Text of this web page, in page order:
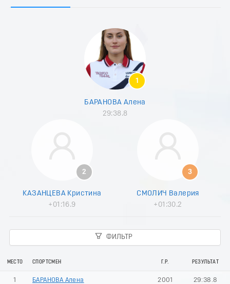
5
8
1
БАРАНОВА Алена
29:38.8
2
КАЗАНЦЕВА Кристина
+01:16.9
3
СМОЛИЧ Валерия
+01:30.2
ФИЛЬТР
МЕСТО СПОРТСМЕН Г.Р. РЕЗУЛЬТАТ
1 БАРАНОВА Алена 2001 29:38.8